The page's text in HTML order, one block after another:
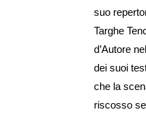
suo
Targhe
d’Autore
dei suoi
che la
riscosso